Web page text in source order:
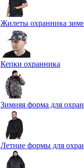
Жилеты охранника
Кепки охранника
Зимняя форма для
Летние формы для